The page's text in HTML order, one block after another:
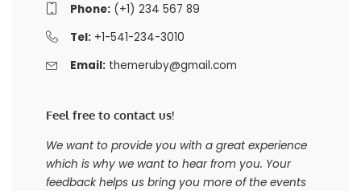
Phone:(+1) 234 567 89
Tel:+1-541-234-3010
Email: themeruby@gmail.com
Feel free to contact us!
We want to provide you with a great experience
which is why we want to hear from you. Your
feedback helps us bring you more of the events